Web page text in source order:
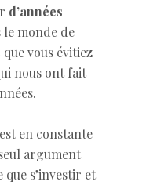
d’années
le monde de
vous évitiez
nous ont fait
en constante
argument
s’investir et